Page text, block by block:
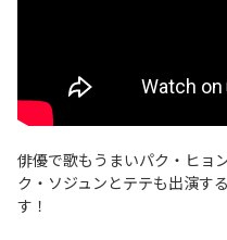
俳優で歌もうまいパク・ヒョ
ク・ソジュンとテテも出演す
す！